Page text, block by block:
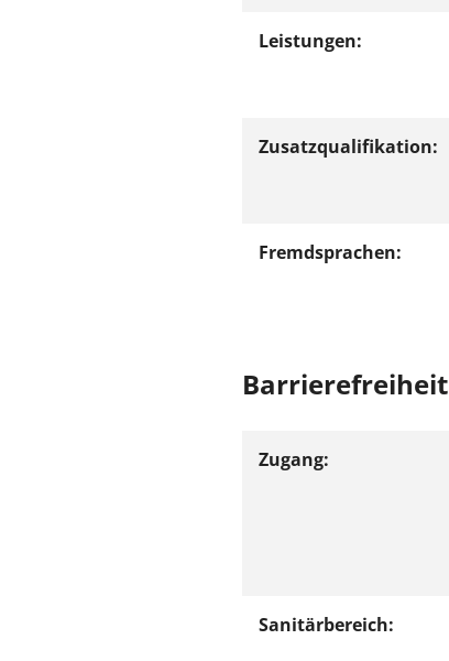
Leistungen:
Zusatzqualifikation:
Fremdsprachen:
Barrierefreiheit
Zugang:
Sanitärbereich: